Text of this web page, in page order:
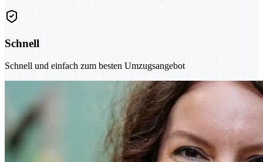
Schnell
Schnell und einfach zum besten Umzugsangebot